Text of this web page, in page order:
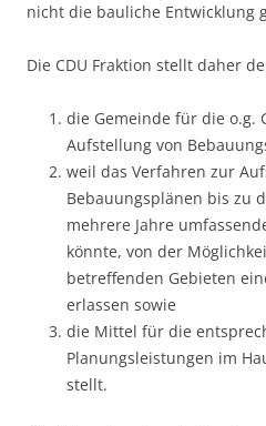
nicht die bauliche Entwicklung
Die CDU Fraktion stellt daher
die Gemeinde für die o.g.
Aufstellung von
weil das Verfahren zur
Bebauungsplänen bis zu
mehrere Jahre
könnte, von der
betreffenden Gebieten
erlassen sowie
die Mittel für die
Planungsleistungen im
stellt.